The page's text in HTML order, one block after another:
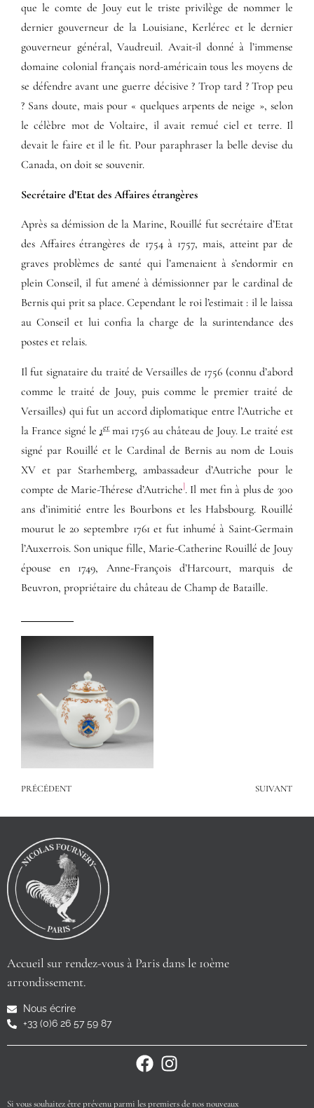
que le comte de Jouy eut le triste privilège de nommer le
dernier gouverneur de la Louisiane, Kerlérec et le dernier
gouverneur général, Vaudreuil. Avait-il donné à l’immense
domaine colonial français nord-américain tous les moyens de
se défendre avant une guerre décisive ? Trop tard ? Trop peu
? Sans doute, mais pour « quelques arpents de neige », selon
le célèbre mot de Voltaire, il avait remué ciel et terre. Il
devait le faire et il le fit. Pour paraphraser la belle devise du
Canada, on doit se souvenir.
Secrétaire d’Etat des Affaires étrangères
Après sa démission de la Marine, Rouillé fut secrétaire d’Etat
des Affaires étrangères de 1754 à 1757, mais, atteint par de
graves problèmes de santé qui l’amenaient à s’endormir en
plein Conseil, il fut amené à démissionner par le cardinal de
Bernis qui prit sa place. Cependant le roi l’estimait : il le laissa
au Conseil et lui confia la charge de la surintendance des
postes et relais.
Il fut signataire du traité de Versailles de 1756 (connu d’abord
comme le traité de Jouy, puis comme le premier traité de
Versailles) qui fut un accord diplomatique entre l’Autriche et
la France signé le 1er mai 1756 au château de Jouy. Le traité est
signé par Rouillé et le Cardinal de Bernis au nom de Louis
XV et par Starhemberg, ambassadeur d’Autriche pour le
compte de Marie-Thérese d’Autriche]. Il met fin à plus de 300
ans d’inimitié entre les Bourbons et les Habsbourg. Rouillé
mourut le 20 septembre 1761 et fut inhumé à Saint-Germain
l’Auxerrois. Son unique fille, Marie-Catherine Rouillé de Jouy
épouse en 1749, Anne-François d’Harcourt, marquis de
Beuvron, propriétaire du château de Champ de Bataille.
PRÉCÉDENT SUIVANT
Accueil sur rendez-vous à Paris dans le 10ème
arrondissement.
Nous écrire
+33 (0)6 26 57 59 87
Si vous souhaitez être prévenu parmi les premiers de nos nouveaux